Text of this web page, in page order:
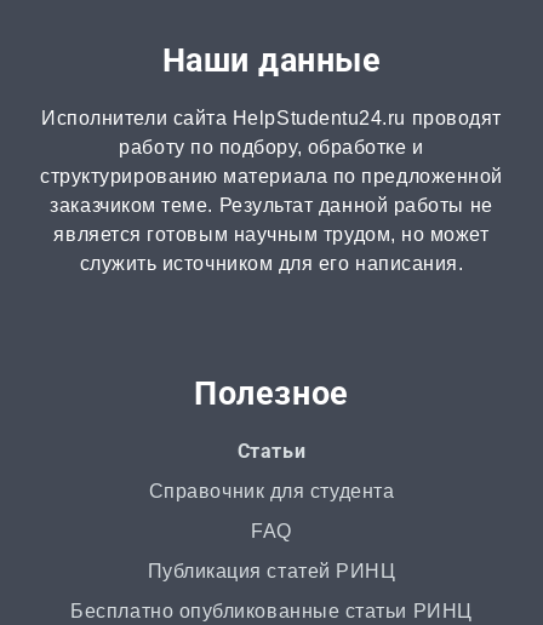
от 2 часов | от 300 ₽
Рецензия
от 2 часов | от 500 ₽
Монография
2 часа | от 1000 ₽
от 3 дней | от 5000 ₽
от 1 дня | от 700 ₽
Маркетинговое исследование
от 4 часов | от 500 ₽
Наши данные
Исполнители сайта HelpStudentu24.ru проводят
работу по подбору, обработке и
структурированию материала по предложенной
заказчиком теме. Результат данной работы не
является готовым научным трудом, но может
служить источником для его написания.
Полезное
Статьи
Справочник для студента
FAQ
Публикация статей РИНЦ
Бесплатно опубликованные статьи РИНЦ